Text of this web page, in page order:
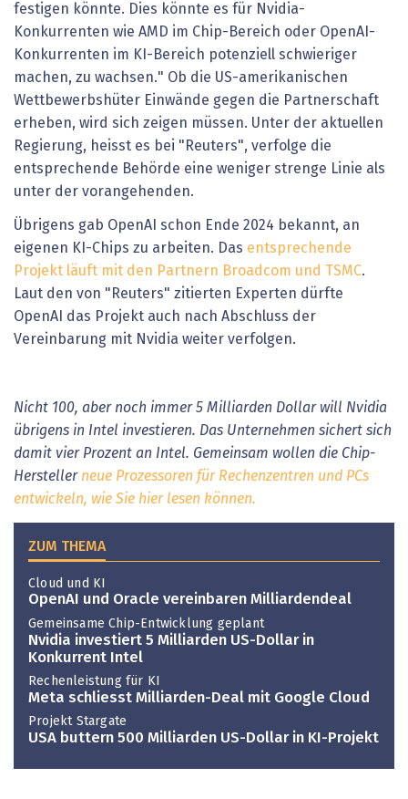
festigen könnte. Dies könnte es für Nvidia-
Konkurrenten wie AMD im Chip-Bereich oder OpenAI-
Konkurrenten im KI-Bereich potenziell schwieriger
machen, zu wachsen." Ob die US-amerikanischen
Wettbewerbshüter Einwände gegen die Partnerschaft
erheben, wird sich zeigen müssen. Unter der aktuellen
Regierung, heisst es bei "Reuters", verfolge die
entsprechende Behörde eine weniger strenge Linie als
unter der vorangehenden.
Übrigens gab OpenAI schon Ende 2024 bekannt, an
eigenen KI-Chips zu arbeiten. Das entsprechende
Projekt läuft mit den Partnern Broadcom und TSMC.
Laut den von "Reuters" zitierten Experten dürfte
OpenAI das Projekt auch nach Abschluss der
Vereinbarung mit Nvidia weiter verfolgen.
Nicht 100, aber noch immer 5 Milliarden Dollar will Nvidia
übrigens in Intel investieren. Das Unternehmen sichert sich
damit vier Prozent an Intel. Gemeinsam wollen die Chip-
Hersteller neue Prozessoren für Rechenzentren und PCs
entwickeln, wie Sie hier lesen können.
ZUM THEMA
Cloud und KI
OpenAI und Oracle vereinbaren Milliardendeal
Gemeinsame Chip-Entwicklung geplant
Nvidia investiert 5 Milliarden US-Dollar in
Konkurrent Intel
Rechenleistung für KI
Meta schliesst Milliarden-Deal mit Google Cloud
Projekt Stargate
USA buttern 500 Milliarden US-Dollar in KI-Projekt